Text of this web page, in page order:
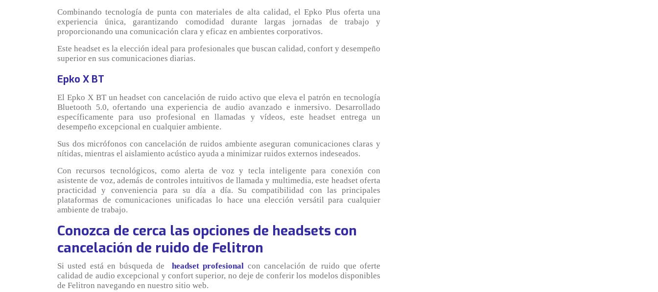
Combinando tecnología de punta con materiales de alta calidad, el Epko Plus oferta una
experiencia única, garantizando comodidad durante largas jornadas de trabajo y
proporcionando una comunicación clara y eficaz en ambientes corporativos.
Este headset es la elección ideal para profesionales que buscan calidad, confort y desempeño
superior en sus comunicaciones diarias.
Epko X BT
El Epko X BT un headset con cancelación de ruido activo que eleva el patrón en tecnología
Bluetooth 5.0, ofertando una experiencia de audio avanzado e inmersivo. Desarrollado
específicamente para uso profesional en llamadas y vídeos, este headset entrega un
desempeño excepcional en cualquier ambiente.
Sus dos micrófonos con cancelación de ruidos ambiente aseguran comunicaciones claras y
nítidas, mientras el aislamiento acústico ayuda a minimizar ruidos externos indeseados.
Con recursos tecnológicos, como alerta de voz y tecla inteligente para conexión con
asistente de voz, además de controles intuitivos de llamada y multimedia, este headset oferta
practicidad y conveniencia para su día a día. Su compatibilidad con las principales
plataformas de comunicaciones unificadas lo hace una elección versátil para cualquier
ambiente de trabajo.
Conozca de cerca las opciones de headsets con
cancelación de ruido de Felitron
Si usted está en búsqueda de headset profesional con cancelación de ruido que oferte
calidad de audio excepcional y confort superior, no deje de conferir los modelos disponibles
de Felitron navegando en nuestro sitio web.